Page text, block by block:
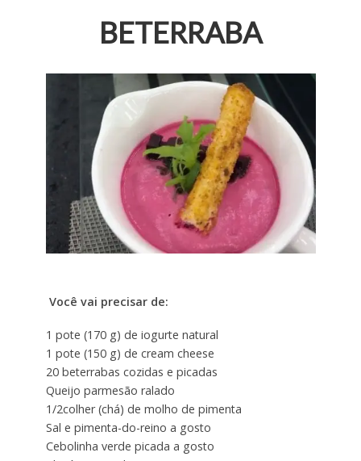
BETERRABA
Você vai precisar de:
1 pote (170 g) de iogurte natural
1 pote (150 g) de cream cheese
20 beterrabas cozidas e picadas
Queijo parmesão ralado
1/2colher (chá) de molho de pimenta
Sal e pimenta-do-reino a gosto
Cebolinha verde picada a gosto